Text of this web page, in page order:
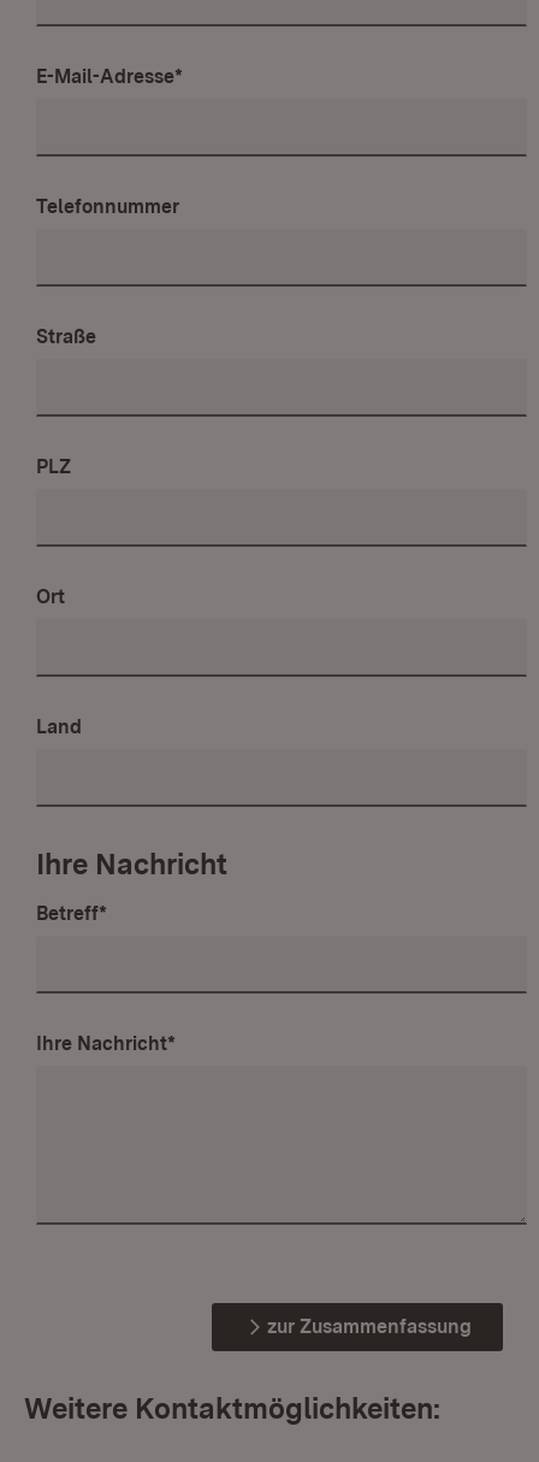
E-Mail-Adresse*
Telefonnummer
Straße
PLZ
Ort
Land
Ihre Nachricht
Betreff*
Ihre Nachricht*
zur Zusammenfassung
Weitere Kontaktmöglichkeiten: